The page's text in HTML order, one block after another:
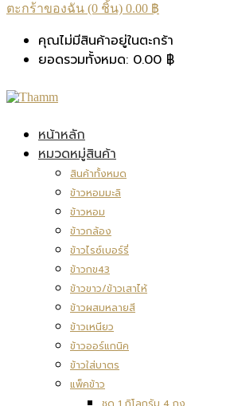
ตะกร้าของฉัน (0 ชิ้น) 0.00 ฿
คุณไม่มีสินค้าอยู่ในตะกร้า
ยอดรวมทั้งหมด: 0.00 ฿
หน้าหลัก
หมวดหมู่สินค้า
สินค้าทั้งหมด
ข้าวหอมมะลิ
ข้าวหอม
ข้าวกล้อง
ข้าวไรซ์เบอร์รี่
ข้าวกข43
ข้าวขาว/ข้าวเสาไห้
ข้าวผสมหลายสี
ข้าวเหนียว
ข้าวออร์แกนิค
ข้าวใส่บาตร
แพ็คข้าว